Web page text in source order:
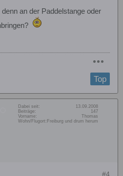
an der Paddelstange oder
Top
Dabei seit:
13.09.2008
Beiträge:
147
Vorname:
Thomas
Wohn/Flugort: Freiburg und drum herum
#4